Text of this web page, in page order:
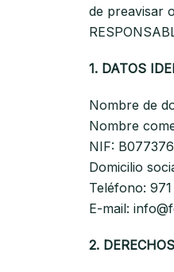
de preavisar
1. DATOS
Nombre de
Nombre
NIF:
Domicilio
Teléfono:
E-mail:
2.